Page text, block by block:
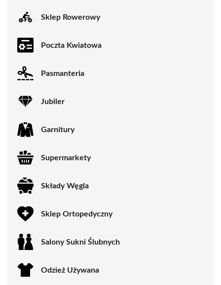
Sklep Rowerowy
Poczta Kwiatowa
Pasmanteria
Jubiler
Garnitury
Supermarkety
Składy Węgla
Sklep Ortopedyczny
Salony Sukni Ślubnych
Odzież Używana